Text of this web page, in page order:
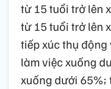
từ 15 tuổi trở lên
từ 15 tuổi trở lên
tiếp xúc thụ
làm việc xuống
xuống dưới 65%;